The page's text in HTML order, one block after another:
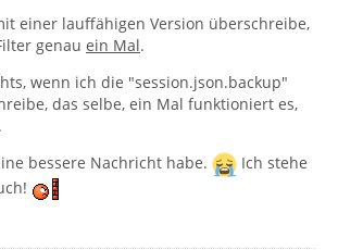
einer lauffähigen Version überschreibe,
genau ein Mal.
wenn ich die "session.json.backup"
das selbe, ein Mal funktioniert es,
bessere Nachricht habe.
Ich stehe